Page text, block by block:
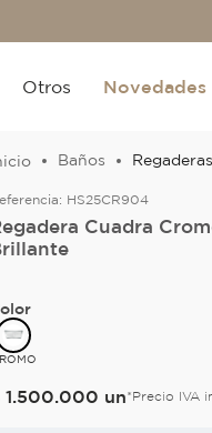
Otros Novedades
Baños Regaderas
HS25CR904
Cuadra
1.500.000 un*Precio IVA